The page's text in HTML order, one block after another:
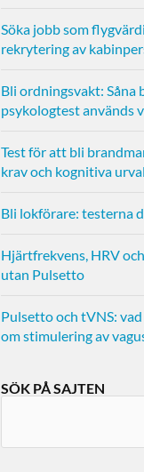
Söka jobb som
rekrytering av
Bli ordningsvakt: Såna
psykologtest används
Test för att bli
krav och kognitiva
Bli lokförare: testerna
Hjärtfrekvens, HRV
utan Pulsetto
Pulsetto och tVNS:
om stimulering av
SÖK PÅ SAJTEN